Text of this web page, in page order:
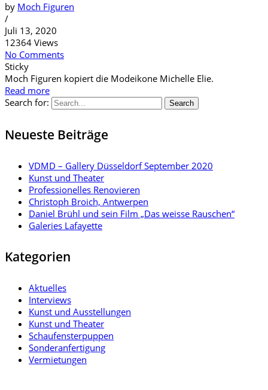
by Moch Figuren
/
Juli 13, 2020
12364 Views
No Comments
Sticky
Moch Figuren kopiert die Modeikone Michelle Elie.
Read more
Search for:
Search
Neueste Beiträge
VDMD – Gallery Düsseldorf September 2020
Kunst und Theater
Professionelles Renovieren
Christoph Broich, Antwerpen
Daniel Brühl und sein Film „Das weisse Rauschen“
Galeries Lafayette
Kategorien
Aktuelles
Interviews
Kunst und Ausstellungen
Kunst und Theater
Schaufensterpuppen
Sonderanfertigung
Vermietungen